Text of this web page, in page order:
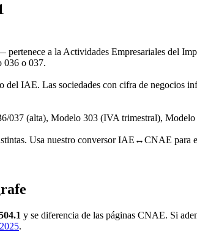
a la Actividades Empresariales del
036 o 037.
del IAE. Las sociedades con cifra de
037 (alta), Modelo 303 (IVA trimestral),
Usa nuestro conversor IAE↔CNAE
y se diferencia de las páginas CNAE. Si
.